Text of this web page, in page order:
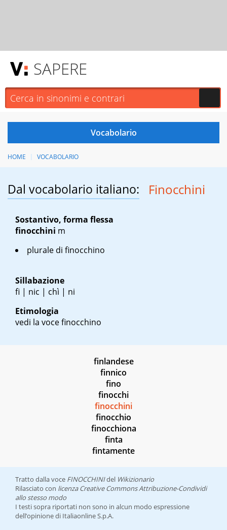
SAPERE
HOME VOCABOLARIO
Dal vocabolario italiano: Finocchini
Sostantivo, forma flessa
finocchini m
plurale di finocchino
Sillabazione
fi | nic | chì | ni
Etimologia
vedi la voce finocchino
finlandese
finnico
fino
finocchi
finocchini
finocchio
finocchiona
finta
fintamente
Tratto dalla voce FINOCCHINIdel Wikizionario
Rilasciato con licenza Creative Commons Attribuzione-Condividi
allo stesso modo
I testi sopra riportati non sono in alcun modo espressione
dell’opinione di Italiaonline S.p.A.